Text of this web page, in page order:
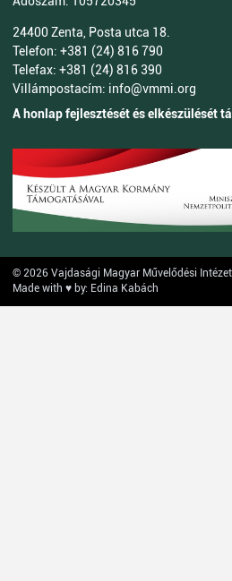
24400 Zenta, Posta utca 18.
Telefon: +381 (24) 816 790
Telefax: +381 (24) 816 390
Villámpostacím: info@vmmi.org
A honlap fejlesztését és elkészülését
© 2026 Vajdasági Magyar Művelődési Intézet
Made with ♥ by: Edina Kabách